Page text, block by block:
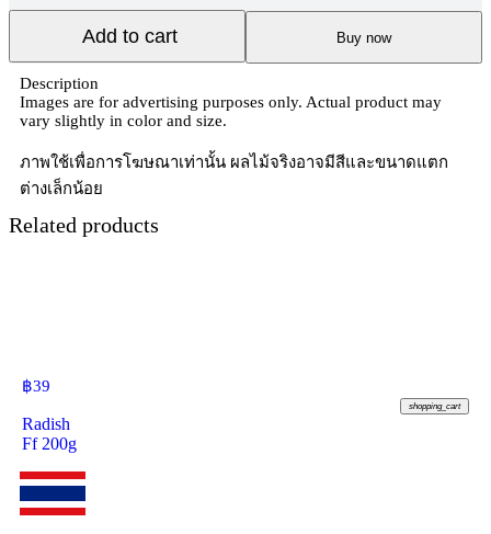
Add to cart Buy now
Description
Images are for advertising purposes only. Actual product may
vary slightly in color and size.
ภาพใช้เพื่อการโฆษณาเท่านั้น ผลไม้จริงอาจมีสีและขนาดแตก
ต่างเล็กน้อย
Related products
฿39
shopping_cart
Radish
Ff 200g